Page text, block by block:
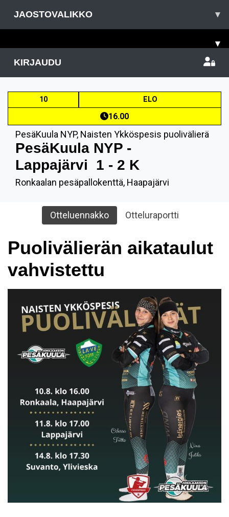
JAOSTOVALIKKO ▾
▾
KIRJAUDU
10 ELO
16.00
PesäKuula NYP, Naisten Ykköspesis puolivälierä
PesäKuula NYP -
Lappajärvi
1 - 2 K
Ronkaalan pesäpallokenttä, Haapajärvi
Otteluennakko Otteluraportti
Puolivälierän aikataulut
vahvistettu